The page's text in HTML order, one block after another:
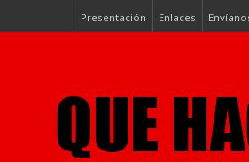
Presentación Enlaces